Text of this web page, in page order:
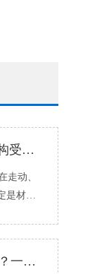
不锈钢栏杆常见“异响”原因排查：安装松动、结构受力、连接件该怎么处理
动、
是材料
不锈钢扶手常见故障：松动、异响、掉漆怎么办？一步步自查